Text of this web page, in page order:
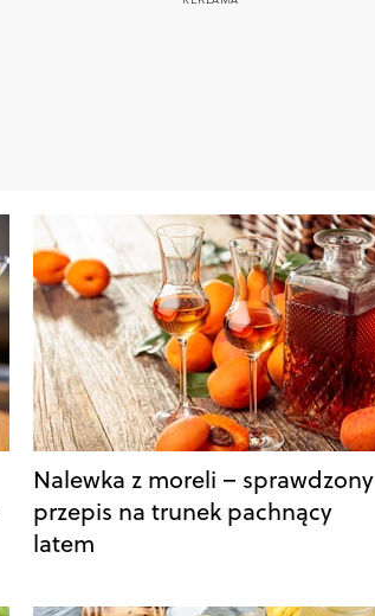
Nalewka z moreli – sprawdzony
przepis na trunek pachnący
latem